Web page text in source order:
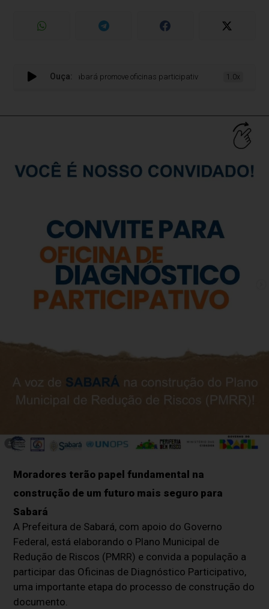
Ouça:
Sabará promove oficinas participativas para ouvir moradores
1.0x
Moradores terão papel fundamental na
construção de um futuro mais seguro para
Sabará
A Prefeitura de Sabará, com apoio do Governo
Federal, está elaborando o Plano Municipal de
Redução de Riscos (PMRR) e convida a população a
participar das Oficinas de Diagnóstico Participativo,
uma importante etapa do processo de construção do
documento.